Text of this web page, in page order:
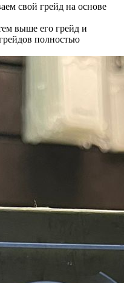
свой грейд на основе
выше его грейд и
полностью